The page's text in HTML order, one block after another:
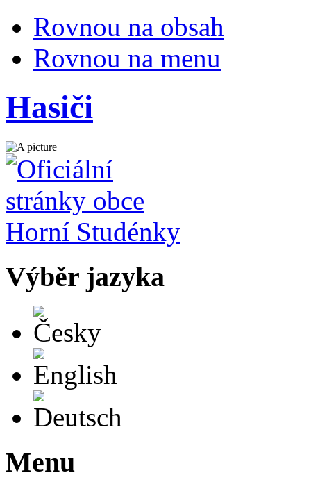
Rovnou na obsah
Rovnou na menu
Hasiči
Výběr jazyka
Menu